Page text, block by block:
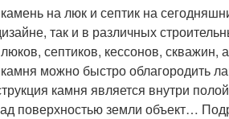
на люк и септик на
так и в различных
септиков, кессонов,
камня можно быстро
камня является внутри
поверхностью земли объект…